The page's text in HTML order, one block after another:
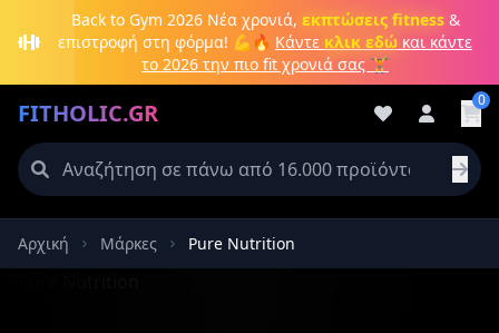
Μετάβαση στο κύριο περιεχόμενο
Back to Gym 2026Νέα χρονιά, εκπτώσεις fitness&
επιστροφή στη φόρμα! 💪🔥 Κάντε κλικ εδώ και κάντε
το 2026 την πιο fit χρονιά σας 🏋️
FITHOLIC.GR 0
Πρωτεΐνες Pre-Workout Aμινοξέα
Αρχική Μάρκες Pure Nutrition